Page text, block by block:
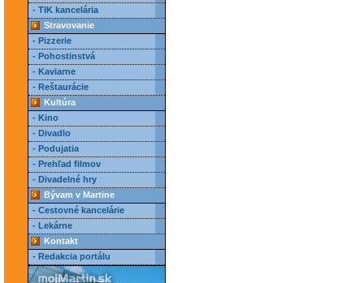
- TIK kancelária
Stravovanie
- Pizzerie
- Pohostinstvá
- Kaviarne
- Reštaurácie
Kultúra
- Kino
- Divadlo
- Podujatia
- Prehľad filmov
- Divadelné hry
Bývam v Martine
- Cestovné kancelárie
- Lekárne
Kontakt
- Redakcia portálu